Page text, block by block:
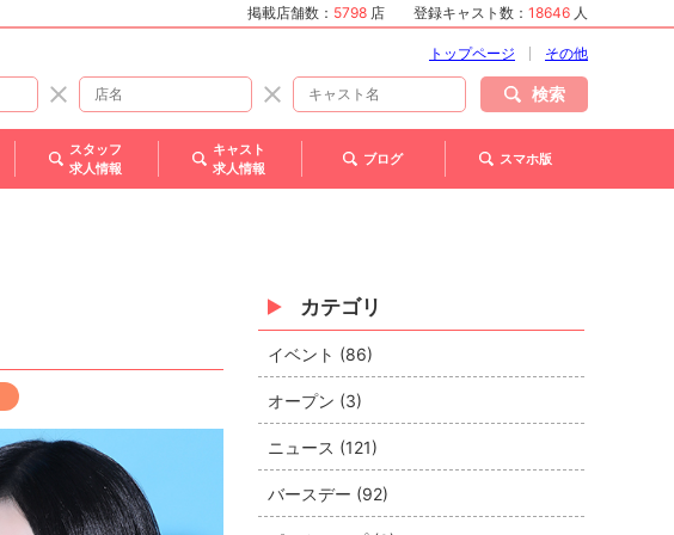
掲載店舗数： 5798 店 登録キャスト数： 18646 人
トップページ その他
検索
スタッフ
求人情報
キャスト
求人情報
ブログ スマホ版
カテゴリ
イベント (86)
オープン (3)
ニュース (121)
バースデー (92)